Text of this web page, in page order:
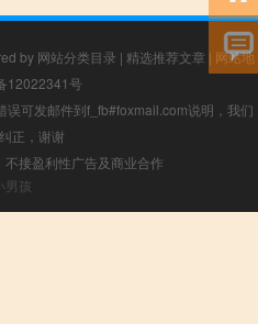
by 网站分类目录 | 精选推荐文章 | 网站地
12022341号
可发邮件到f_fb#foxmail.com说明，我们
正，谢谢
接盈利性广告及商业合作
男孩